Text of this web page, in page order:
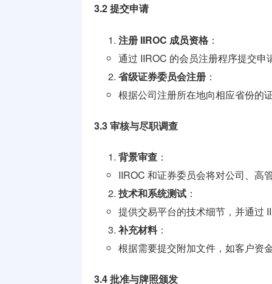
3.2 提交申请
注册 IIROC 成员资格 ：
通过 IIROC 的会员注册程序提交申
省级证券委员会注册 ：
根据公司注册所在地向相应省份的
3.3 审核与尽职调查
背景审查 ：
IIROC 和证券委员会将对公司、高
技术和系统测试 ：
提供交易平台的技术细节，并通过
补充材料：
根据需要提交附加文件，如客户资
3.4 批准与牌照颁发